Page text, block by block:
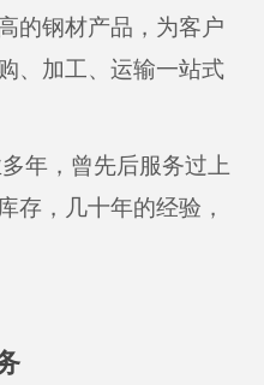
的钢材产品，为客户
、加工、运输一站式
年，曾先后服务过上
存，几十年的经验，